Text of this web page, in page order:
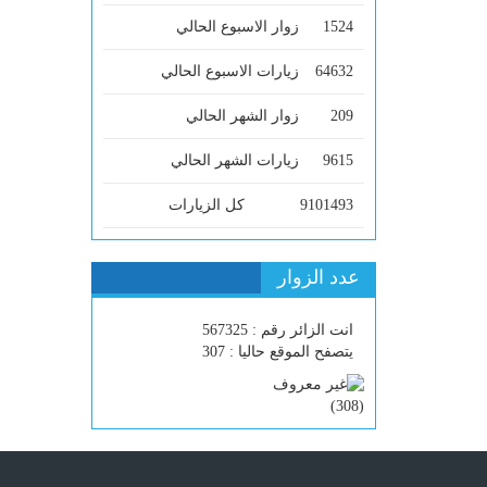
1524 زوار الاسبوع الحالي
64632 زيارات الاسبوع الحالي
209 زوار الشهر الحالي
9615 زيارات الشهر الحالي
9101493 كل الزيارات
عدد الزوار
انت الزائر رقم : 567325
يتصفح الموقع حاليا : 307
(
308
)